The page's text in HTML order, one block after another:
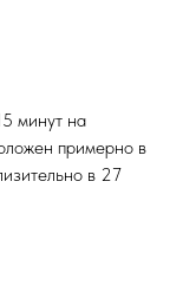
минут на
примерно в
в 27